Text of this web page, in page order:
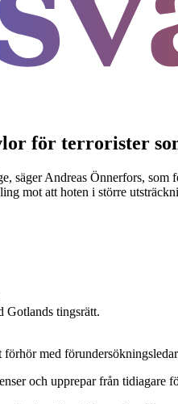
för terrorister
säger Andreas Önnerfors,
mot att hoten i större
Gotlands tingsrätt.
med
och upprepar från tidiagare